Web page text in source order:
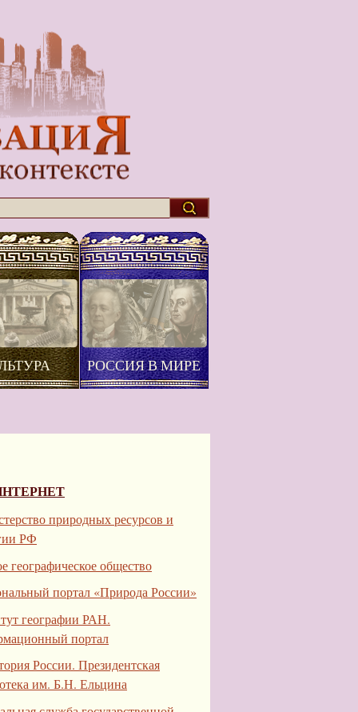
РОССИЯ В МИРЕ
природных ресурсов и
РФ
географическое общество
портал «Природа России»
географии РАН.
портал
России. Президентская
им. Б.Н. Ельцина